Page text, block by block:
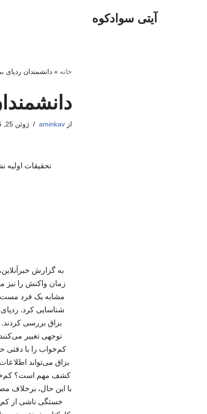
آیتی سوادکوه
خانه »دانشمندان ردپای
ازaminkav ژوئن 25, 2026
تحقیقات
به گزارش
زمان واکنش را نیز
مشابه یک فرد مست
توجهی تغییر
بزاق می‌تواند
کشف مهم است؟
با این حال، برخلاف
خستگی ناشی از